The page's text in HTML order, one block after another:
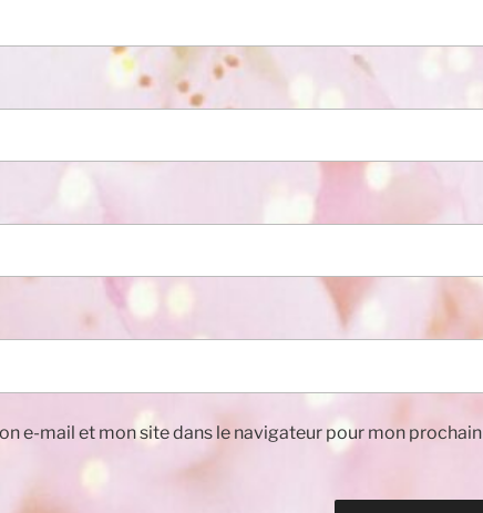
e-mail et mon site dans le navigateur pour mon prochain